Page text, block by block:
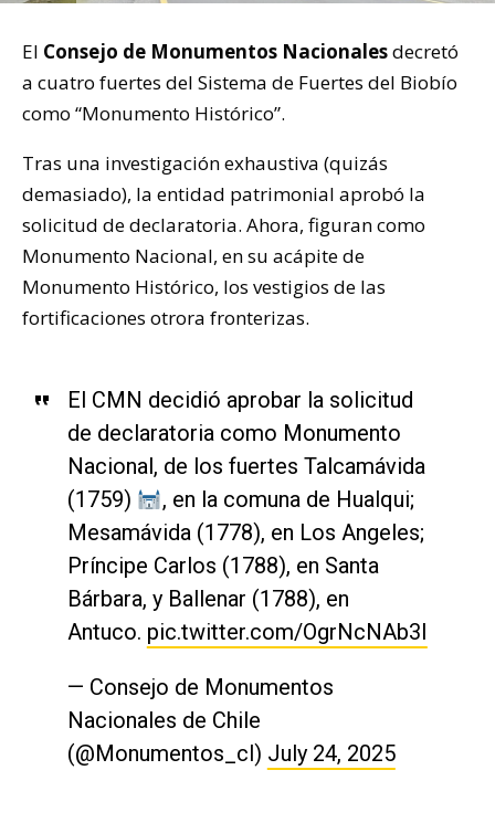
El Consejo de Monumentos Nacionalesdecretó
a cuatro fuertes del Sistema de Fuertes del Biobío
como “Monumento Histórico”.
Tras una investigación exhaustiva (quizás
demasiado), la entidad patrimonial aprobó la
solicitud de declaratoria. Ahora, figuran como
Monumento Nacional, en su acápite de
Monumento Histórico, los vestigios de las
fortificaciones otrora fronterizas.
El CMN decidió aprobar la solicitud
de declaratoria como Monumento
Nacional, de los fuertes Talcamávida
(1759)
, en la comuna de Hualqui;
Mesamávida (1778), en Los Angeles;
Príncipe Carlos (1788), en Santa
Bárbara, y Ballenar (1788), en
Antuco. pic.twitter.com/OgrNcNAb3I
— Consejo de Monumentos
Nacionales de Chile
(@Monumentos_cl) July 24, 2025